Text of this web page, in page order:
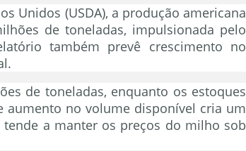
Unidos (USDA), a produção americana
de toneladas, impulsionada pelo
também prevê crescimento no
de toneladas, enquanto os estoques
aumento no volume disponível cria um
a manter os preços do milho sob